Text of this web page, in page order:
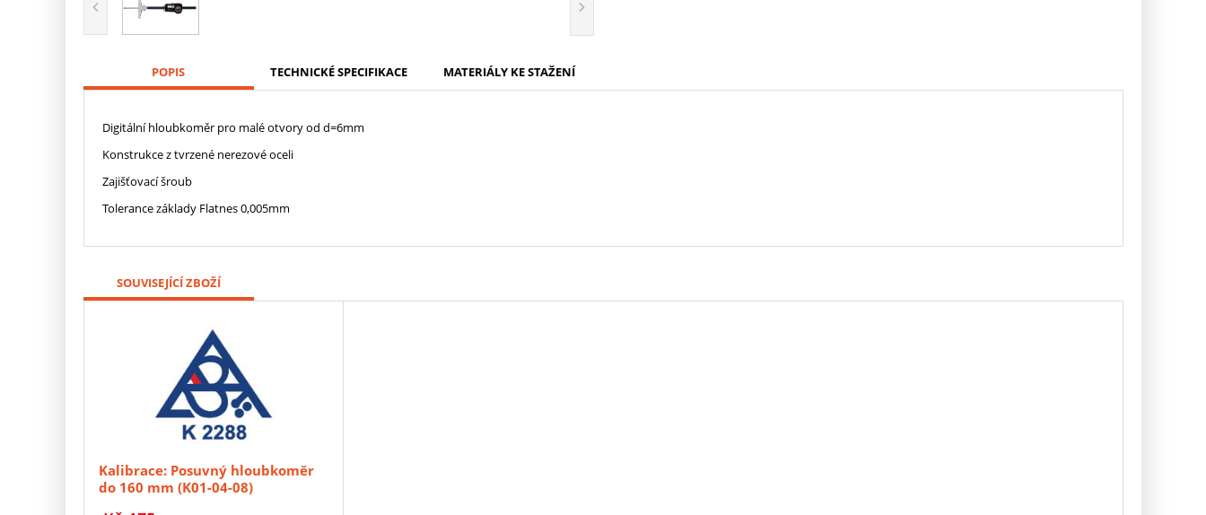
POPIS TECHNICKÉ SPECIFIKACE MATERIÁLY KE STAŽENÍ
Digitální hloubkoměr pro malé otvory od d=6mm
Konstrukce z tvrzené nerezové oceli
Zajišťovací šroub
Tolerance základy Flatnes 0,005mm
SOUVISEJÍCÍ ZBOŽÍ
Kalibrace: Posuvný hloubkoměr
do 160 mm (K01-04-08)